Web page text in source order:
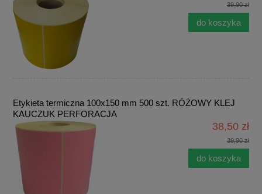
39,90 zł
do koszyka
Etykieta termiczna 100x150 mm 500 szt. RÓŻOWY KLEJ
KAUCZUK PERFORACJA
38,50 zł
39,90 zł
do koszyka